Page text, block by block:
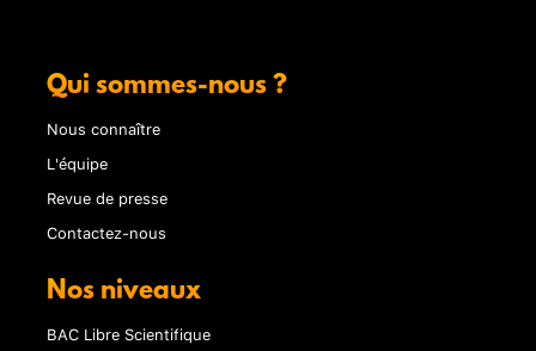
Qui sommes-nous ?
Nous connaître
L'équipe
Revue de presse
Contactez-nous
Nos niveaux
BAC Libre Scientifique